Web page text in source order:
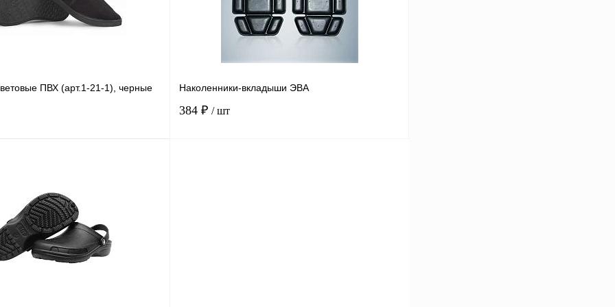
В избранное В избранное
наличии
45 43 40
ПВХ (арт.1-21-1), черные
Купить в
В избранное
наличии
Наколенники-вкладыши ЭВА
384 ₽ / шт